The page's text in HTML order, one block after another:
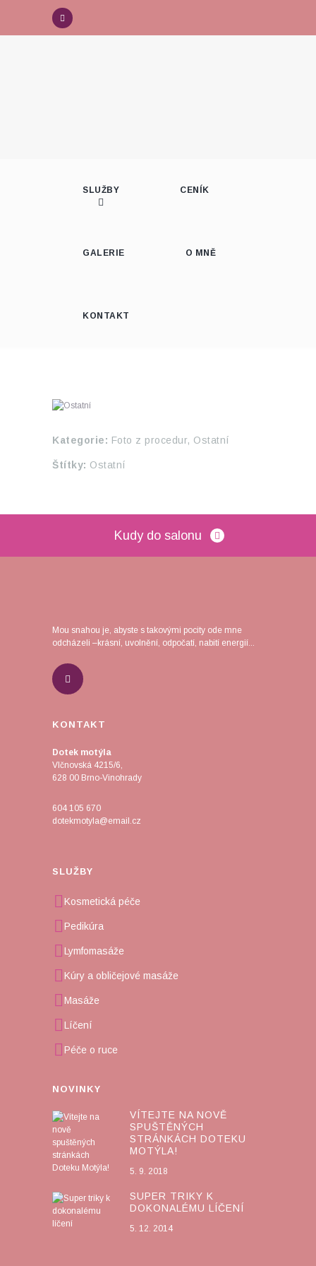
SLUŽBY CENÍK
GALERIE O MNĚ
KONTAKT
Kategorie: Foto z procedur, Ostatní
Štítky: Ostatní
Kudy do salonu
Mou snahou je, abyste s takovými pocity ode mne
odcházeli –krásní, uvolnění, odpočatí, nabití energií...
KONTAKT
Dotek motýla
Vlčnovská 4215/6,
628 00 Brno-Vinohrady
604 105 670
dotekmotyla@email.cz
SLUŽBY
Kosmetická péče
Pedikúra
Lymfomasáže
Kúry a obličejové masáže
Masáže
Líčení
Péče o ruce
NOVINKY
VÍTEJTE NA NOVĚ
SPUŠTĚNÝCH
STRÁNKÁCH DOTEKU
MOTÝLA!
5. 9. 2018
SUPER TRIKY K
DOKONALÉMU LÍČENÍ
5. 12. 2014